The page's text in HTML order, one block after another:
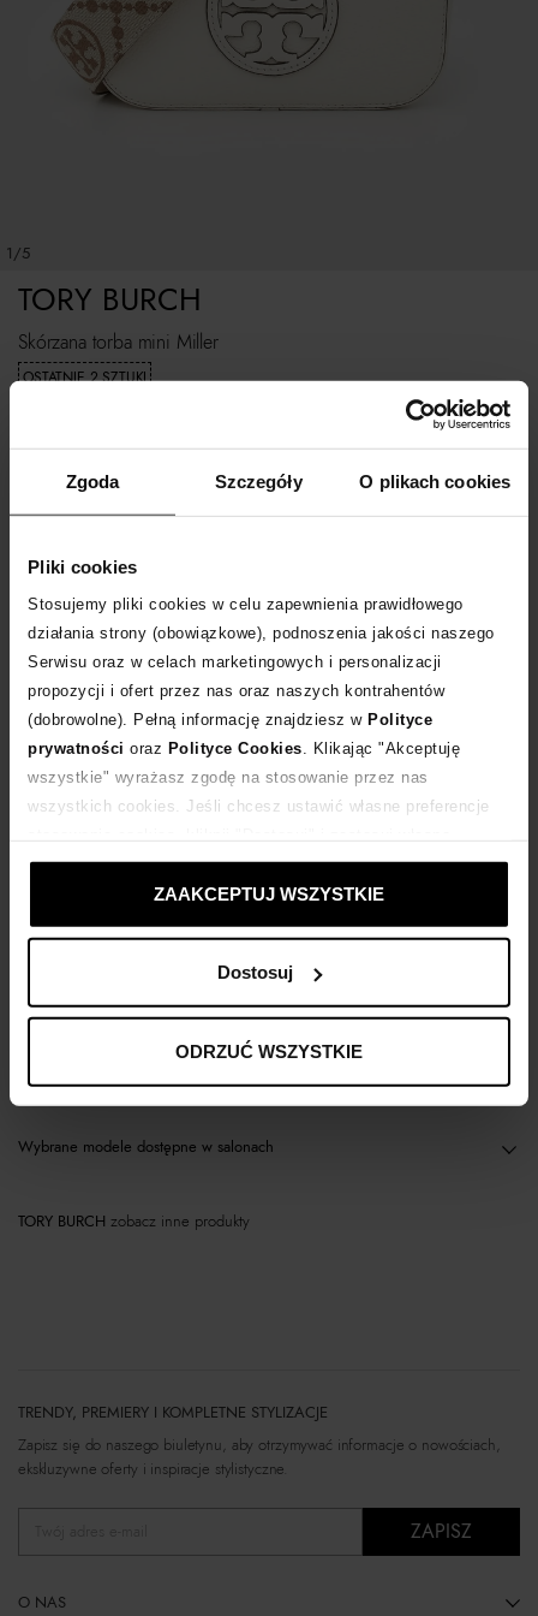
Zgoda Szczegóły O plikach cookies
Pliki cookies
Stosujemy pliki cookies w celu zapewnienia prawidłowego
działania strony (obowiązkowe), podnoszenia jakości naszego
Serwisu oraz w celach marketingowych i personalizacji
propozycji i ofert przez nas oraz naszych kontrahentów
(dobrowolne). Pełną informację znajdziesz w Polityce
prywatności oraz Polityce Cookies . Klikając "Akceptuję
wszystkie" wyrażasz zgodę na stosowanie przez nas
wszystkich cookies. Jeśli chcesz ustawić własne preferencje
ustawienia prywatności.
ZAAKCEPTUJ WSZYSTKIE
Dostosuj
ODRZUĆ WSZYSTKIE
1/5
Skórzana torba mini Miller
OSTATNIE 2 SZTUKI
TORY BURCH
WYBIERZ ROZMIAR
DODAJ DO KOSZYKA
Dostawa od 0 zł
14 dni na zwrot towaru
+280 punktówzyskujesz w Klubie Korzyści Sprawdź
Opis produktu
Wybrane modele dostępne w salonach
TORY BURCH zobacz inne produkty
TRENDY, PREMIERY I KOMPLETNE STYLIZACJE
Zapisz się do naszego biuletynu, aby otrzymywać informacje o nowościach,
ekskluzywne oferty i inspiracje stylistyczne.
ZAPISZ
O NAS